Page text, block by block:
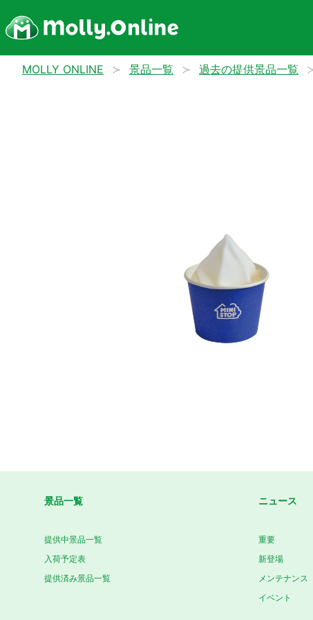
MOLLY ONLINE 景品一覧 過去の提供景品一覧
景品一覧
提供中景品一覧
入荷予定表
提供済み景品一覧
ニュース
重要
新登場
メンテナンス
イベント